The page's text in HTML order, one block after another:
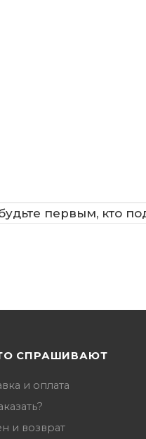
первым, кто
СПРАШИВАЮТ
и оплата
и возврат